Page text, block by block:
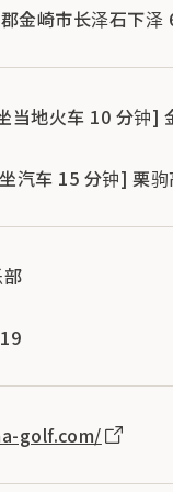
金崎市长泽石下泽
当地火车 10 分钟
汽车 15 分钟] 栗
golf.com/